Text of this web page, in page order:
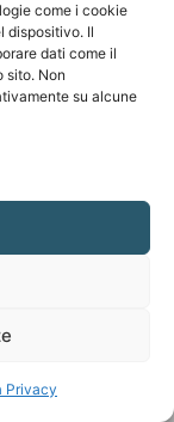
come i cookie
dispositivo. Il
dati come il
sito. Non
su alcune
Privacy